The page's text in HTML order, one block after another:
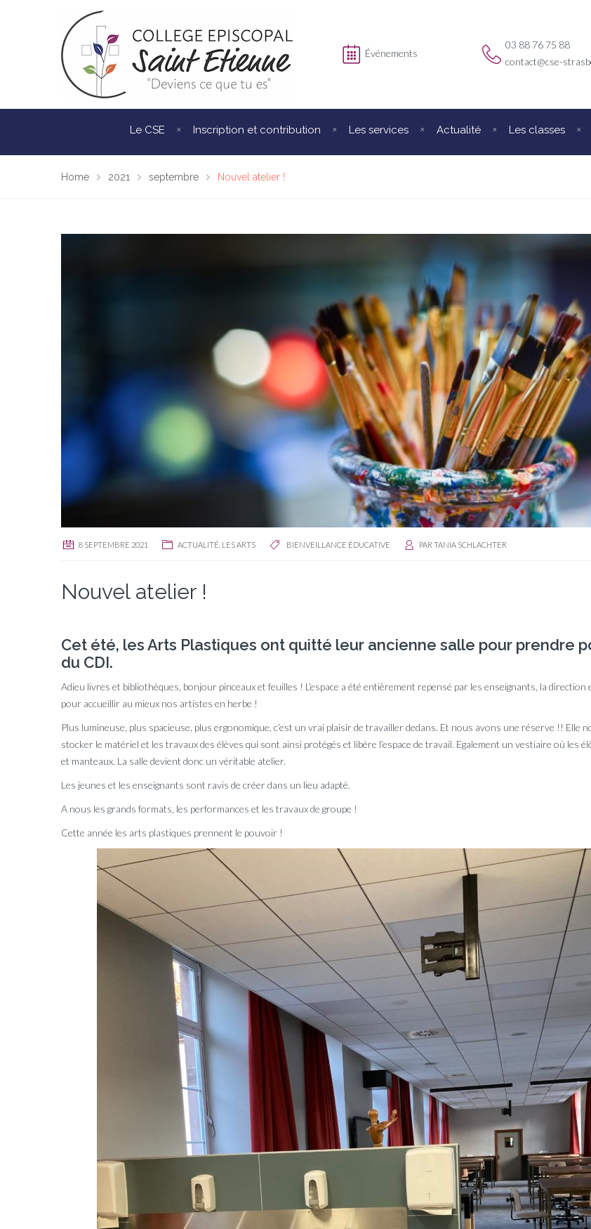
Événements
03 88 76 75 88
contact@cse-
Le CSE Inscription et contribution Les services Actualité Les classes
Home 2021 septembre Nouvel atelier !
8 SEPTEMBRE 2021 ACTUALITÉ LES ARTS BIENVEILLANCE ÉDUCATIVE PAR TANIA SCHLACHTER
Nouvel atelier !
Cet été, les Arts Plastiques ont quitté leur ancienne salle pour prendre
du CDI.
Adieu livres et bibliothèques, bonjour pinceaux et feuilles ! L’espace a été entièrement repensé par les enseignants, la direction
pour accueillir au mieux nos artistes en herbe !
Plus lumineuse, plus spacieuse, plus ergonomique, c’est un vrai plaisir de travailler dedans. Et nous avons une réserve !! Elle
stocker le matériel et les travaux des élèves qui sont ainsi protégés et libère l’espace de travail. Egalement un vestiaire où les
et manteaux. La salle devient donc un véritable atelier.
Les jeunes et les enseignants sont ravis de créer dans un lieu adapté.
A nous les grands formats, les performances et les travaux de groupe !
Cette année les arts plastiques prennent le pouvoir !